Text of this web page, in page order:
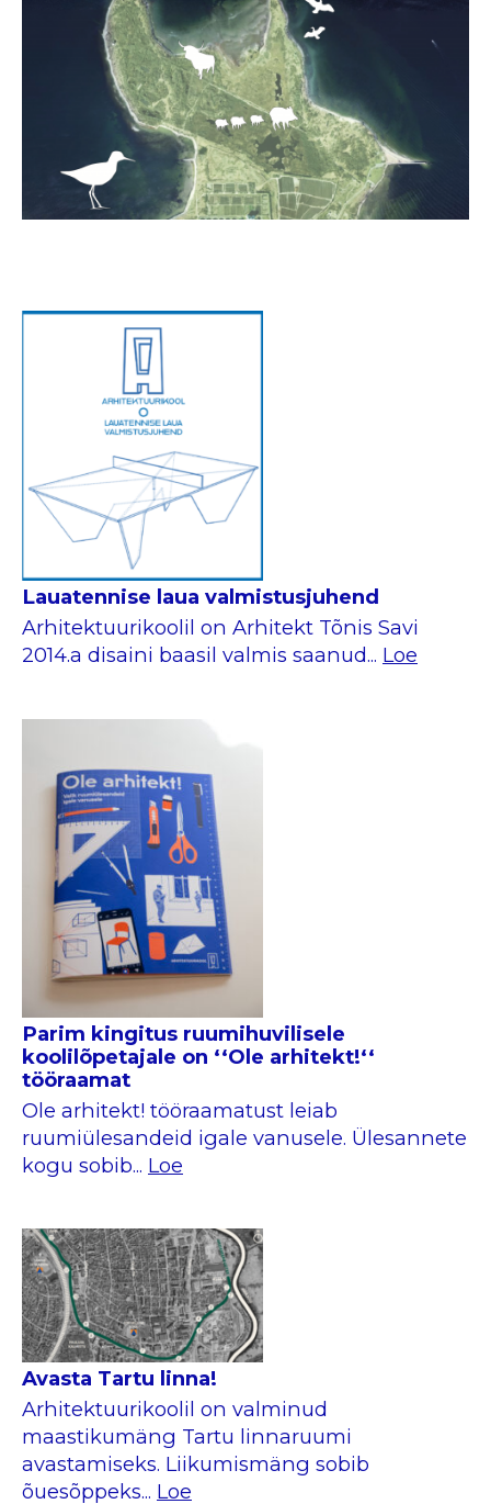
Lauatennise laua valmistusjuhend
Arhitektuurikoolil on Arhitekt Tõnis Savi
2014.a disaini baasil valmis saanud... Loe
Parim kingitus ruumihuvilisele
koolilõpetajale on ‘‘Ole arhitekt!‘‘
tööraamat
Ole arhitekt! tööraamatust leiab
ruumiülesandeid igale vanusele. Ülesannete
kogu sobib... Loe
Avasta Tartu linna!
Arhitektuurikoolil on valminud
maastikumäng Tartu linnaruumi
avastamiseks. Liikumismäng sobib
õuesõppeks... Loe